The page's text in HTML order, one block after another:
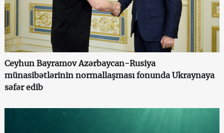
Ceyhun Bayramov Azərbaycan-Rusiya
münasibətlərinin normallaşması fonunda Ukraynaya
səfər edib